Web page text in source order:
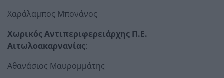
Χαράλαμπος Μπονάνος
Χωρικός Αντιπεριφερειάρχης Π.Ε.
Αιτωλοακαρνανίας:
Αθανάσιος Μαυρομμάτης